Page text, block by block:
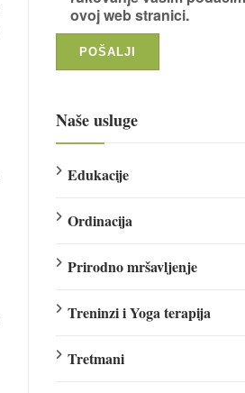
ovoj web stranici.
Naše usluge
Edukacije
Ordinacija
Prirodno mršavljenje
Treninzi i Yoga terapija
Tretmani